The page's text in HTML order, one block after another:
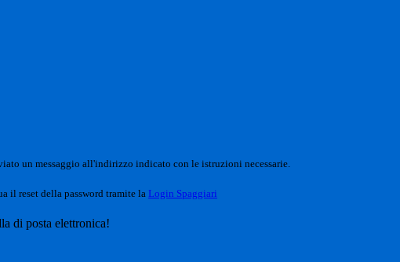
un messaggio all'indirizzo indicato con le istruzioni necessarie.
il reset della password tramite la Login Spaggiari
di posta elettronica!